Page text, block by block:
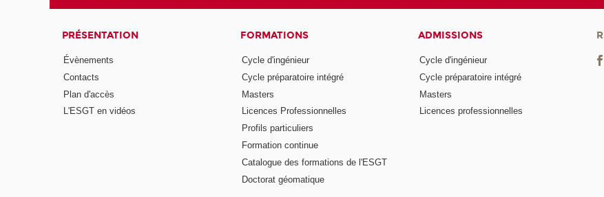
PRÉSENTATION
Évènements
Contacts
Plan d'accès
L'ESGT en vidéos
FORMATIONS
Cycle d'ingénieur
Cycle préparatoire intégré
Masters
Licences Professionnelles
Profils particuliers
Formation continue
Catalogue des formations de l'ESGT
Doctorat géomatique
ADMISSIONS
Cycle d'ingénieur
Cycle préparatoire intégré
Masters
Licences professionnelles